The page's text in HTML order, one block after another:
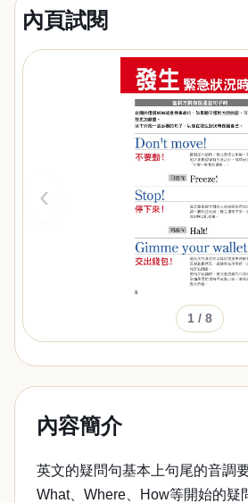
內頁試閱
‹
1 / 8
內容簡介
英文的疑問句基本上句尾的音調
What、Where、How等開始的疑